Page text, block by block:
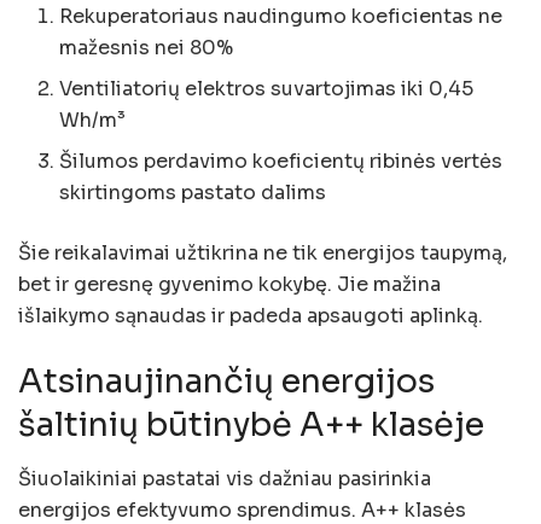
Rekuperatoriaus naudingumo koeficientas ne
mažesnis nei 80%
Ventiliatorių elektros suvartojimas iki 0,45
Wh/m³
Šilumos perdavimo koeficientų ribinės vertės
skirtingoms pastato dalims
Šie reikalavimai užtikrina ne tik energijos taupymą,
bet ir geresnę gyvenimo kokybę. Jie mažina
išlaikymo sąnaudas ir padeda apsaugoti aplinką.
Atsinaujinančių energijos
šaltinių būtinybė A++ klasėje
Šiuolaikiniai pastatai vis dažniau pasirinkia
energijos efektyvumo sprendimus. A++ klasės